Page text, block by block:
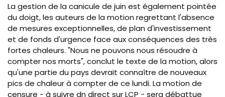
La gestion de la canicule de juin est également pointée
du doigt, les auteurs de la motion regrettant l'absence
de mesures exceptionnelles, de plan d'investissement
et de fonds d'urgence face aux conséquences des très
fortes chaleurs. "Nous ne pouvons nous résoudre à
compter nos morts", conclut le texte de la motion, alors
qu'une partie du pays devrait connaître de nouveaux
pics de chaleur à compter de ce lundi. La motion de
censure - à suivre dn direct sur LCP - sera débattue